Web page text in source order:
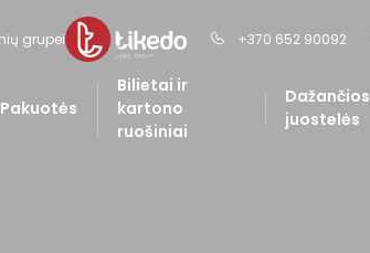
grupei +370 652 90092
Pakuotės
Bilietai ir
kartono
ruošiniai
Dažančios
juostelės